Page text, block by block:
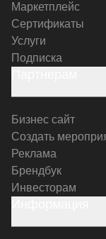
Маркетплейс
Сертификаты
Услуги
Подписка
Бизнес сайт
Создать
Реклама
Брендбук
Инвесторам